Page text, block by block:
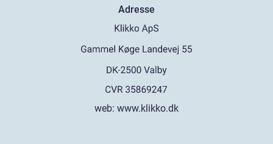
Adresse
web: www.klikko.dk